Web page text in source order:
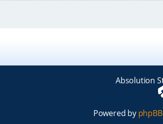
Absolution
Powered by phpBB